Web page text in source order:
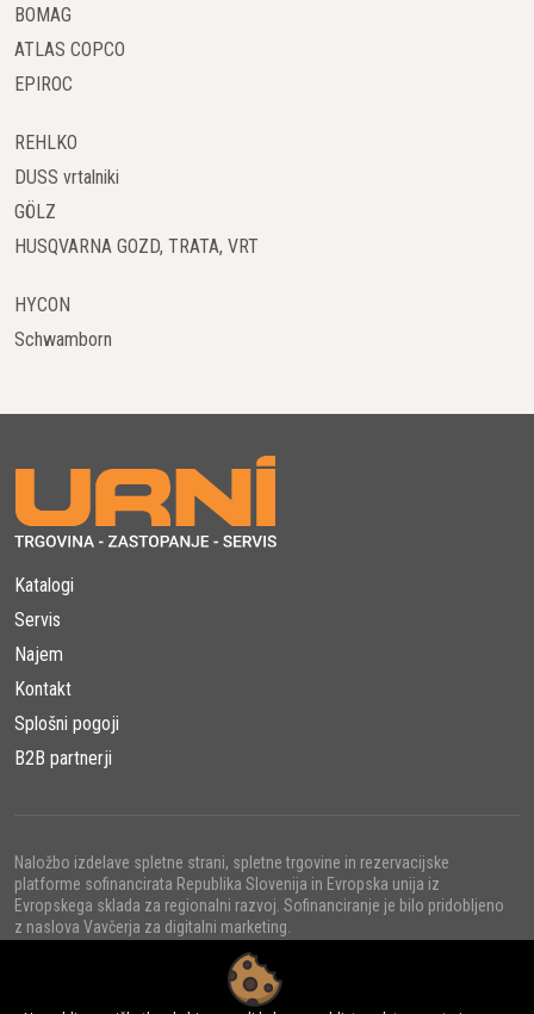
BOMAG
ATLAS COPCO
EPIROC
REHLKO
DUSS vrtalniki
GÖLZ
HUSQVARNA GOZD, TRATA, VRT
HYCON
Schwamborn
Katalogi
Servis
Najem
Kontakt
Splošni pogoji
B2B partnerji
Naložbo izdelave spletne strani, spletne trgovine in rezervacijske
platforme sofinancirata Republika Slovenija in Evropska unija iz
Evropskega sklada za regionalni razvoj. Sofinanciranje je bilo pridobljeno
z naslova Vavčerja za digitalni marketing.